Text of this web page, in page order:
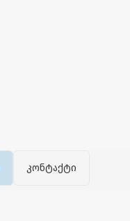
კონტაქტი